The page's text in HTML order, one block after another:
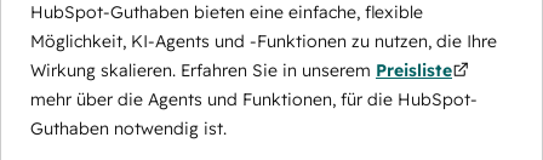
HubSpot-Guthaben bieten eine einfache, flexible
Möglichkeit, KI-Agents und -Funktionen zu nutzen, die Ihre
Wirkung skalieren. Erfahren Sie in unserem Preisliste
mehr über die Agents und Funktionen, für die HubSpot-
Guthaben notwendig ist.